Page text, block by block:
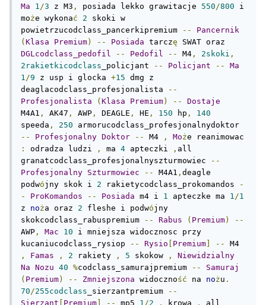
Ma
1/3 z M3 , posiada lekko grawitacje 550/800 i
może wykonać 2 skoki w
powietrzucodclass_pancerkipremium
--
Pancernik
( Klasa Premium) -- Posiada tarczę
DGLcodclass_pedofil
-- Pedofil -- M4 , 2skoki ,
2rakietkicodclass _policjant -- Policjant --
Ma
1/9 z usp i glocka +15 dmg z
deaglacodclass_profesjonalista
--
Profesjonalista
( Klasa Premium) --
Dostaje
M4A1 , AK47 , AWP , DEAGLE , HE , 150 hp ,
140
speeda , 250
--
Profesjonalny Doktor -- M4 , Moż
:
odradza ludzi , ma 4 apteczki , all
granatcodclass_profesjonalnyszturmowiec
--
Profesjonalny Szturmowiec -- M4A1 , deagle
podwójny skok i 2 rakietycodclass_prokomandos
-
-
ProKomandos -- Posiada m4 i 1 apteczke ma 1/1
z noża oraz 2 fleshe i podwójny
skokcodclass_rabuspremium
-- Rabus ( Premium)
--
AWP , Mac 10 i mniejsza widocznosc przy
kucaniucodclass_rysiop
-- Rysio Premium --
,
Famas , 2 rakiety , 5 skokow ,
Niewidzialny
Na Nozu 40 %codclass_samurajpremium --
Samuraj
( Premium) -- Zmniejszona widoczność na nożu .
70/255codclass _sierzantpremium
--
Sierzant
Premium -- mp5 1 /2 , krowa , all